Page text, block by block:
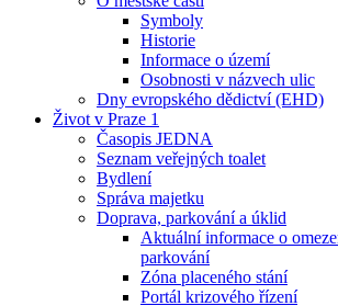
Symboly
Historie
Informace o území
Osobnosti v názvech ulic
Dny evropského dědictví (EHD)
Život v Praze 1
Časopis JEDNA
Seznam veřejných toalet
Bydlení
Správa majetku
Doprava, parkování a úklid
Aktuální informace o
parkování
Zóna placeného stání
Portál krizového řízení